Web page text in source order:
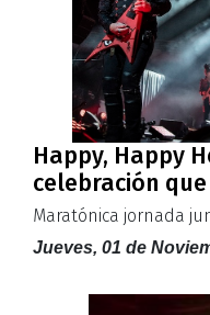
Happy, Happy
celebración
Maratónica jornada
Jueves, 01 de